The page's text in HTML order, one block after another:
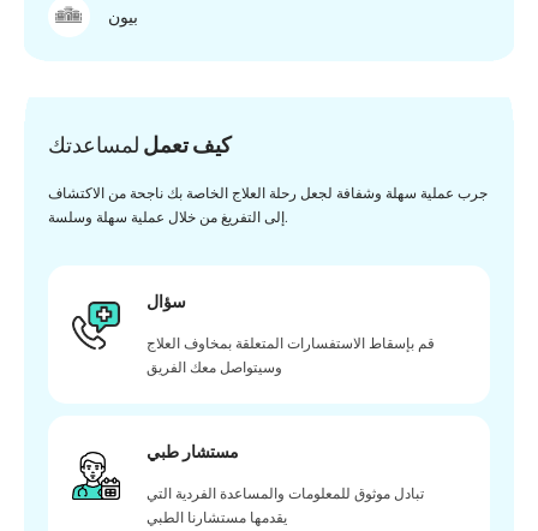
بيون
كيف تعمل لمساعدتك
جرب عملية سهلة وشفافة لجعل رحلة العلاج الخاصة بك ناجحة من الاكتشاف
إلى التفريغ من خلال عملية سهلة وسلسة.
سؤال
قم بإسقاط الاستفسارات المتعلقة بمخاوف العلاج
وسيتواصل معك الفريق
مستشار طبي
تبادل موثوق للمعلومات والمساعدة الفردية التي
يقدمها مستشارنا الطبي